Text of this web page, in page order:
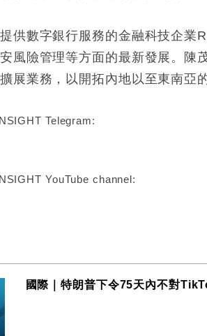
供數字銀行服務的金融科技企
風險管理等方面的最新發展。陳
展業務，以開拓內地以至東南亞
Telegram:
YouTube channel:
國際｜特朗普下令75天內不對